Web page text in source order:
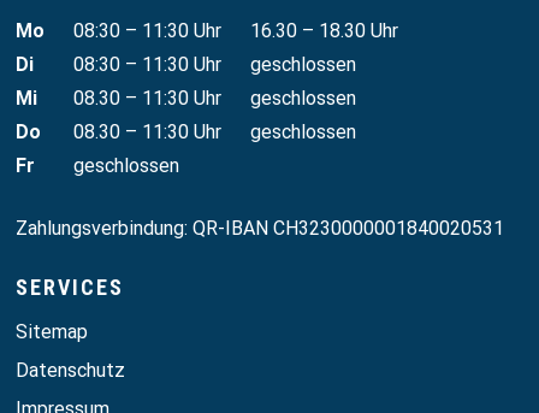
Wochentag Vormittag Nachmittag
Mo 08:30 – 11:30 Uhr
16.30 – 18.30 Uhr
Di
08:30 – 11:30 Uhr
geschlossen
Mi
08.30 – 11:30 Uhr
geschlossen
Do
08.30 – 11:30 Uhr
geschlossen
Fr
geschlossen
Zahlungsverbindung: QR-IBAN CH3230000001840020531
SERVICES
Sitemap
Datenschutz